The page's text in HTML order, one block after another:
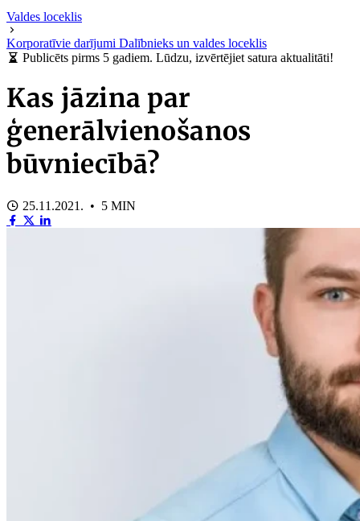
Valdes loceklis
Korporatīvie darījumi Dalībnieks un valdes loceklis
Publicēts pirms 5 gadiem. Lūdzu, izvērtējiet satura aktualitāti!
Kas jāzina par
ģenerālvienošanos
būvniecībā?
25.11.2021. • 5 MIN